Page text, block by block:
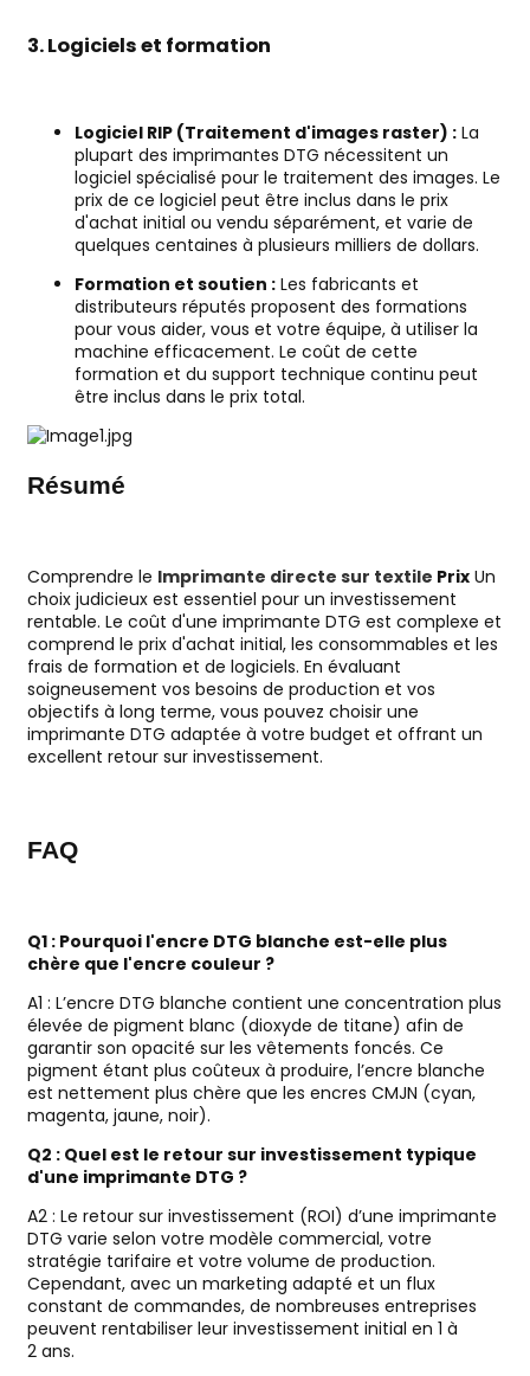
3. Logiciels et formation
Logiciel RIP (Traitement d'images raster) :La
plupart des imprimantes DTG nécessitent un
logiciel spécialisé pour le traitement des images. Le
prix de ce logiciel peut être inclus dans le prix
d'achat initial ou vendu séparément, et varie de
quelques centaines à plusieurs milliers de dollars.
Formation et soutien :Les fabricants et
distributeurs réputés proposent des formations
pour vous aider, vous et votre équipe, à utiliser la
machine efficacement. Le coût de cette
formation et du support technique continu peut
être inclus dans le prix total.
Résumé
Comprendre le Imprimante directe sur textile PrixUn
choix judicieux est essentiel pour un investissement
rentable. Le coût d'une imprimante DTG est complexe et
comprend le prix d'achat initial, les consommables et les
frais de formation et de logiciels. En évaluant
soigneusement vos besoins de production et vos
objectifs à long terme, vous pouvez choisir une
imprimante DTG adaptée à votre budget et offrant un
excellent retour sur investissement.
FAQ
Q1 : Pourquoi l'encre DTG blanche est-elle plus
chère que l'encre couleur ?
A1 : L’encre DTG blanche contient une concentration plus
élevée de pigment blanc (dioxyde de titane) afin de
garantir son opacité sur les vêtements foncés. Ce
pigment étant plus coûteux à produire, l’encre blanche
est nettement plus chère que les encres CMJN (cyan,
magenta, jaune, noir).
Q2 : Quel est le retour sur investissement typique
d'une imprimante DTG ?
A2 : Le retour sur investissement (ROI) d’une imprimante
DTG varie selon votre modèle commercial, votre
stratégie tarifaire et votre volume de production.
Cependant, avec un marketing adapté et un flux
constant de commandes, de nombreuses entreprises
peuvent rentabiliser leur investissement initial en 1 à
2 ans.